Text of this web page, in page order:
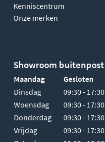
Kenniscentrum
Onze merken
Showroom buitenpost
Maandag
Gesloten
Dinsdag
09:30 - 17:30
Woensdag
09:30 - 17:30
Donderdag
09:30 - 17:30
Vrijdag
09:30 - 17:30